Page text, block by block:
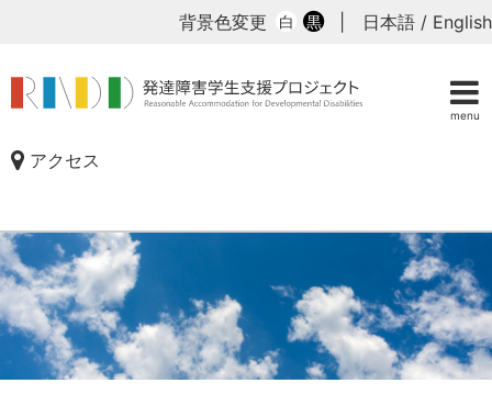
menu
背景色変更 白 黒 日本語 / English
アクセス